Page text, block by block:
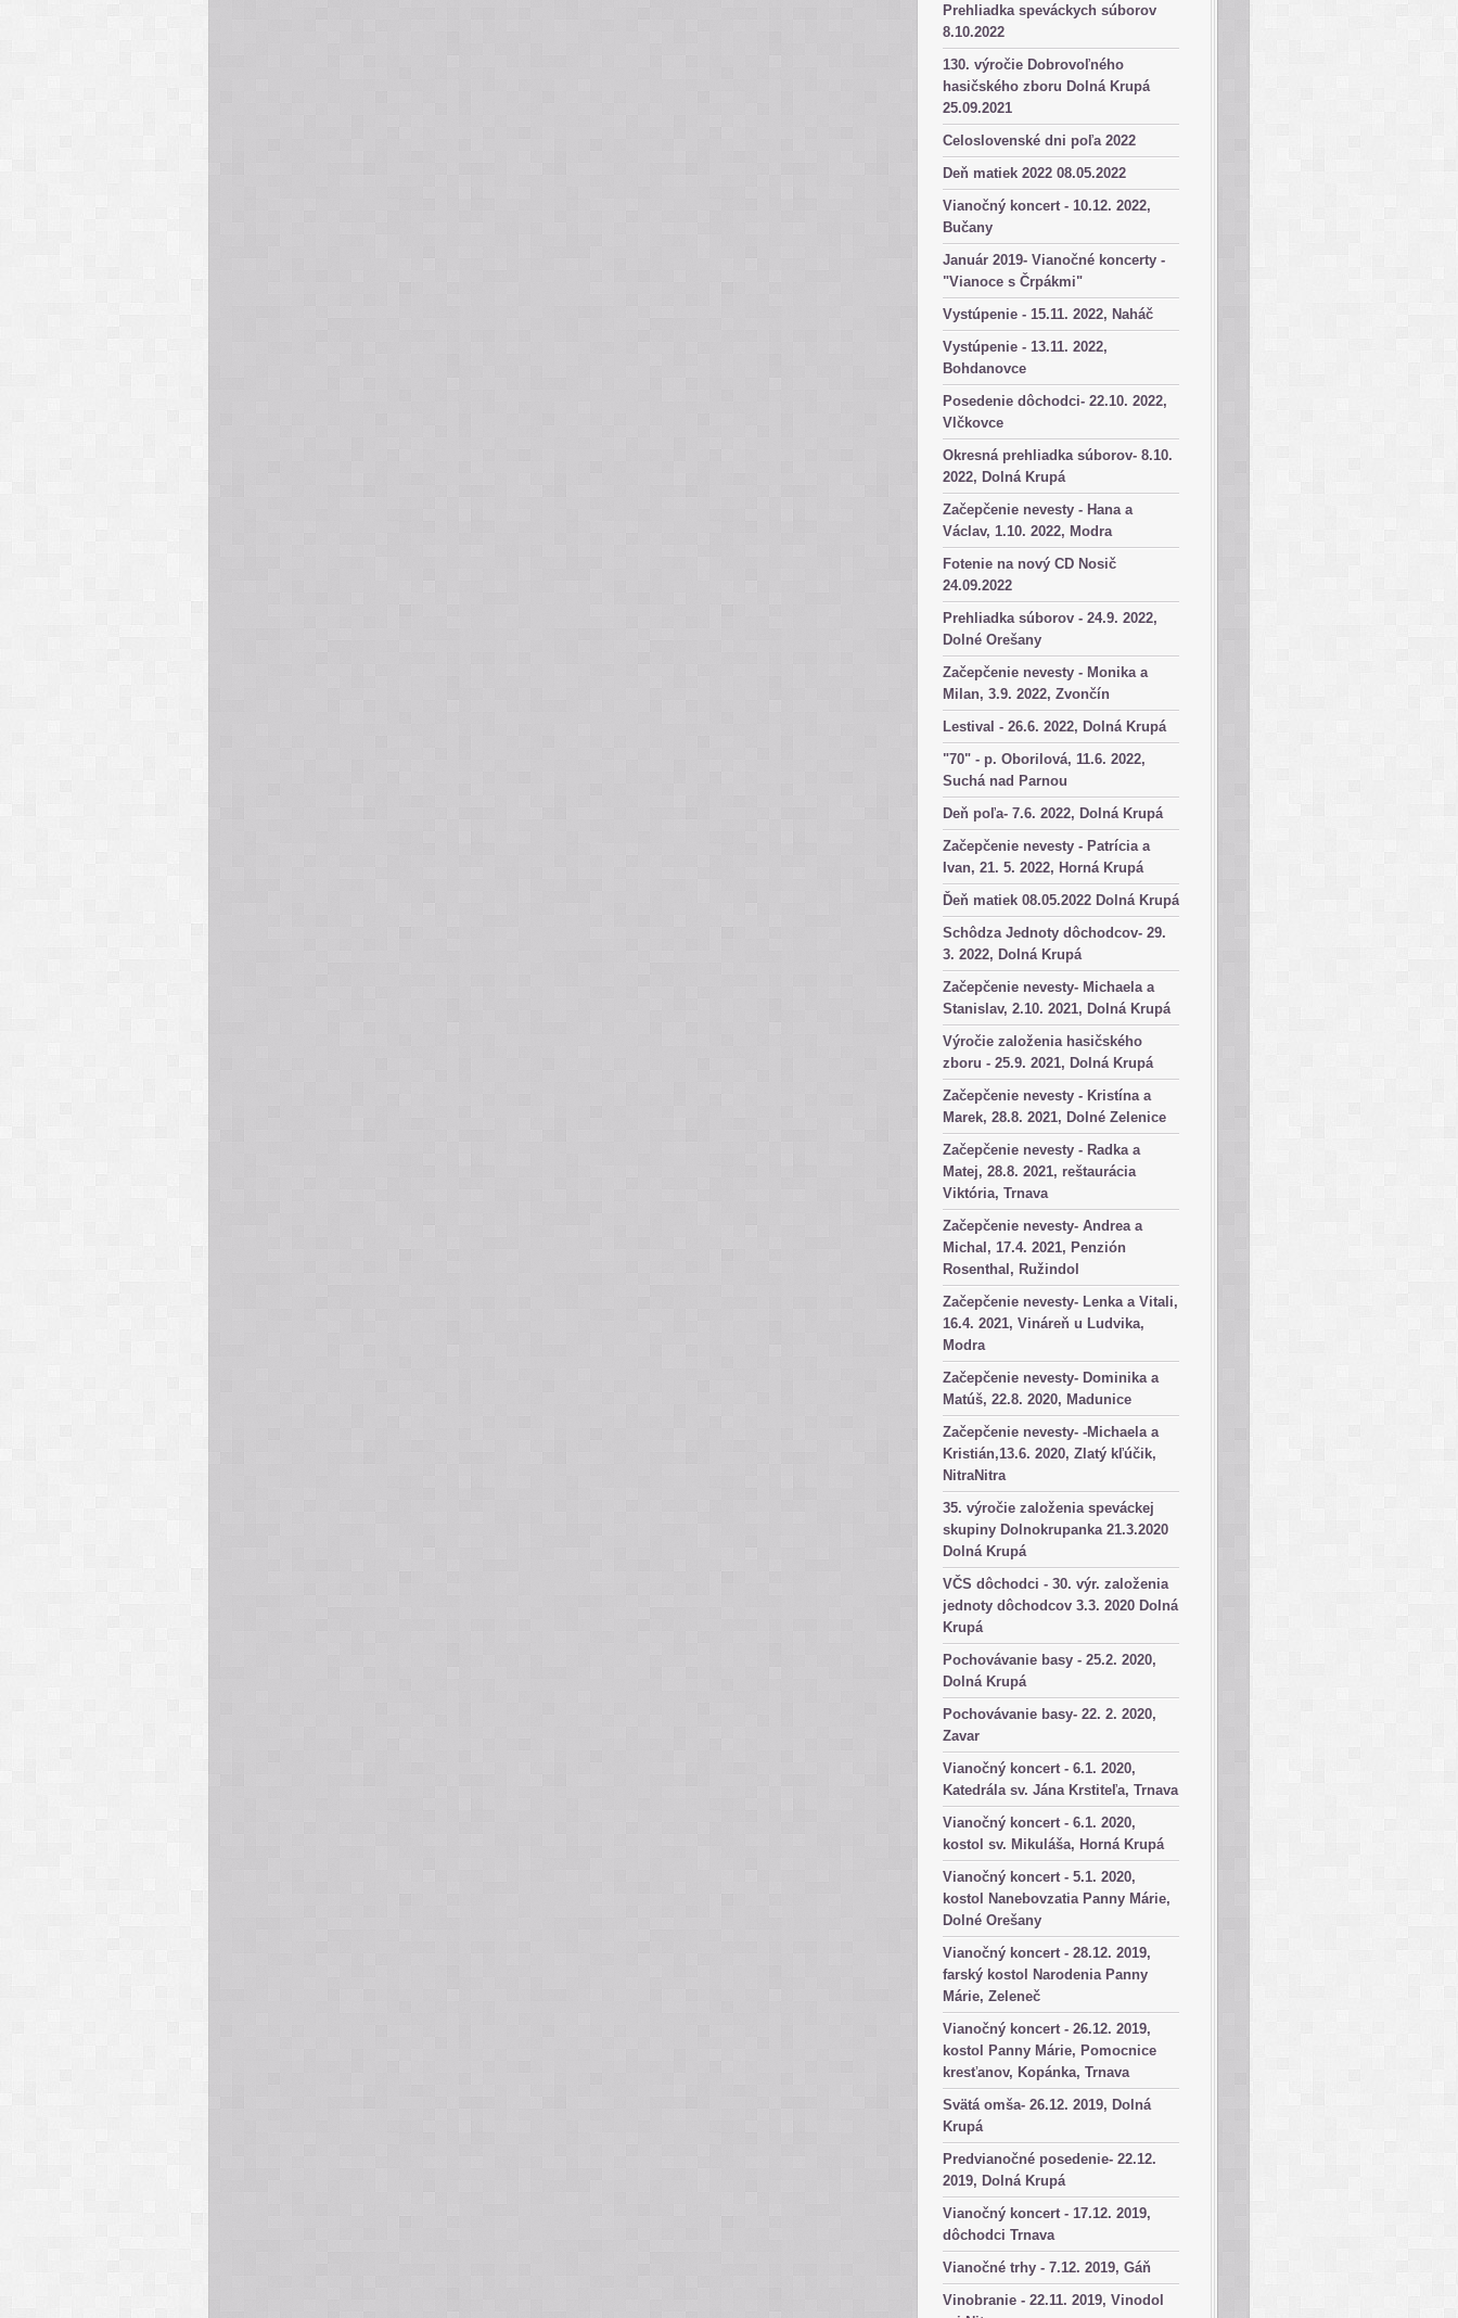
Prehliadka speváckych súborov
8.10.2022
130. výročie Dobrovoľného
hasičského zboru Dolná Krupá
25.09.2021
Celoslovenské dni poľa 2022
Deň matiek 2022 08.05.2022
Vianočný koncert - 10.12. 2022,
Bučany
Január 2019- Vianočné koncerty -
"Vianoce s Črpákmi"
Vystúpenie - 15.11. 2022, Naháč
Vystúpenie - 13.11. 2022,
Bohdanovce
Posedenie dôchodci- 22.10. 2022,
Vlčkovce
Okresná prehliadka súborov- 8.10.
2022, Dolná Krupá
Začepčenie nevesty - Hana a
Václav, 1.10. 2022, Modra
Fotenie na nový CD Nosič
24.09.2022
Prehliadka súborov - 24.9. 2022,
Dolné Orešany
Začepčenie nevesty - Monika a
Milan, 3.9. 2022, Zvončín
Lestival - 26.6. 2022, Dolná Krupá
"70" - p. Oborilová, 11.6. 2022,
Suchá nad Parnou
Deň poľa- 7.6. 2022, Dolná Krupá
Začepčenie nevesty - Patrícia a
Ivan, 21. 5. 2022, Horná Krupá
Ďeň matiek 08.05.2022 Dolná Krupá
Schôdza Jednoty dôchodcov- 29.
3. 2022, Dolná Krupá
Začepčenie nevesty- Michaela a
Stanislav, 2.10. 2021, Dolná Krupá
Výročie založenia hasičského
zboru - 25.9. 2021, Dolná Krupá
Začepčenie nevesty - Kristína a
Marek, 28.8. 2021, Dolné Zelenice
Začepčenie nevesty - Radka a
Matej, 28.8. 2021, reštaurácia
Viktória, Trnava
Začepčenie nevesty- Andrea a
Michal, 17.4. 2021, Penzión
Rosenthal, Ružindol
Začepčenie nevesty- Lenka a Vitali,
16.4. 2021, Vináreň u Ludvika,
Modra
Začepčenie nevesty- Dominika a
Matúš, 22.8. 2020, Madunice
Začepčenie nevesty- -Michaela a
Kristián,13.6. 2020, Zlatý kľúčik,
NitraNitra
35. výročie založenia speváckej
skupiny Dolnokrupanka 21.3.2020
Dolná Krupá
VČS dôchodci - 30. výr. založenia
jednoty dôchodcov 3.3. 2020 Dolná
Krupá
Pochovávanie basy - 25.2. 2020,
Dolná Krupá
Pochovávanie basy- 22. 2. 2020,
Zavar
Vianočný koncert - 6.1. 2020,
Katedrála sv. Jána Krstiteľa, Trnava
Vianočný koncert - 6.1. 2020,
kostol sv. Mikuláša, Horná Krupá
Vianočný koncert - 5.1. 2020,
kostol Nanebovzatia Panny Márie,
Dolné Orešany
Vianočný koncert - 28.12. 2019,
farský kostol Narodenia Panny
Márie, Zeleneč
Vianočný koncert - 26.12. 2019,
kostol Panny Márie, Pomocnice
kresťanov, Kopánka, Trnava
Svätá omša- 26.12. 2019, Dolná
Krupá
Predvianočné posedenie- 22.12.
2019, Dolná Krupá
Vianočný koncert - 17.12. 2019,
dôchodci Trnava
Vianočné trhy - 7.12. 2019, Gáň
Vinobranie - 22.11. 2019, Vinodol